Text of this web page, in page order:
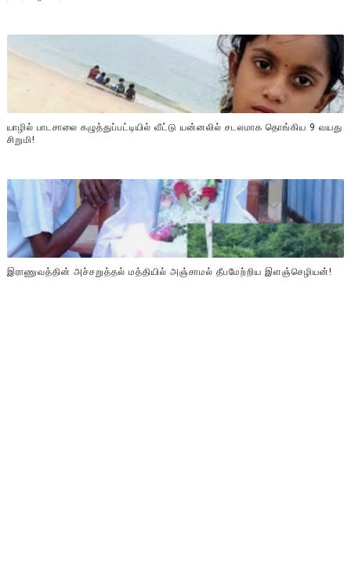
யாழில் பாடசாலை கழுத்துப்பட்டியில் வீட்டு யன்னலில் சடலமாக தொங்கிய 9 வயது
சிறுமி!
இராணுவத்தின் அச்சறுத்தல் மத்தியில் அஞ்சாமல் தீபமேற்றிய இளஞ்செழியன்!